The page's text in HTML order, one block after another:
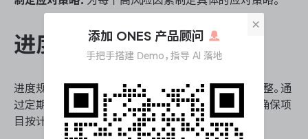
进度监控与调整
进度规划不仅仅是制定计划，还包括持续的监控和调整。通
过定期的进度评审，可以及时发现偏差并进行调整，确保项
目按计划进行。
×
添加 ONES 产品顾问
手把手搭建 Demo，指导 AI 落地